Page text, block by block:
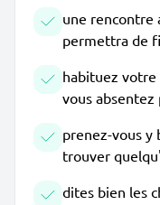
une rencontre
permettra de
habituez
vous
prenez-vous y
trouver
dites bien les